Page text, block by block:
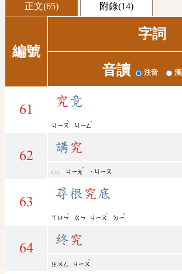
正文(65) 附錄(14)
編號
字詞
音讀 注音
61
究 竟
ㄐㄧㄡ
ˋ
ㄐㄧㄥ
ˋ
62
講 究
ㄐㄧㄤ
ˇ
˙ㄐㄧㄡ
63
尋根 究 底
ㄒㄩㄣ
ˊ
ㄍㄣ ㄐㄧㄡ
ˋ
ㄉㄧ
ˇ
64
終 究
ㄓㄨㄥ ㄐㄧㄡ
ˋ